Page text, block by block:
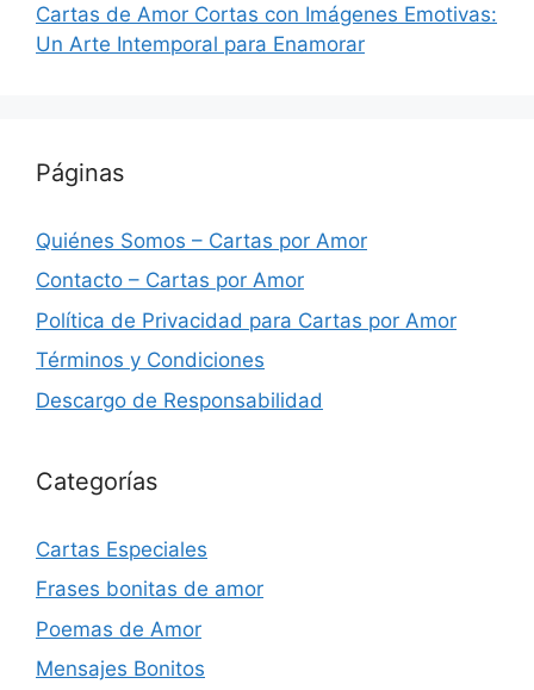
Cartas de Amor Cortas con Imágenes Emotivas:
Un Arte Intemporal para Enamorar
Páginas
Quiénes Somos – Cartas por Amor
Contacto – Cartas por Amor
Política de Privacidad para Cartas por Amor
Términos y Condiciones
Descargo de Responsabilidad
Categorías
Cartas Especiales
Frases bonitas de amor
Poemas de Amor
Mensajes Bonitos